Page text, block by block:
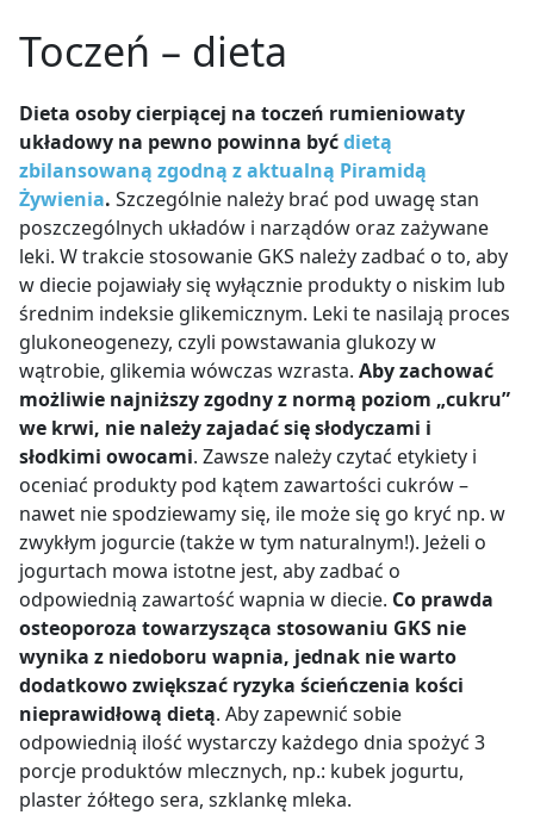
Toczeń – dieta
Dieta osoby cierpiącej na toczeń rumieniowaty
układowy na pewno powinna byćdietą
zbilansowaną zgodną z aktualną Piramidą
Żywienia. Szczególnie należy brać pod uwagę stan
poszczególnych układów i narządów oraz zażywane
leki. W trakcie stosowanie GKS należy zadbać o to, aby
w diecie pojawiały się wyłącznie produkty o niskim lub
średnim indeksie glikemicznym. Leki te nasilają proces
glukoneogenezy, czyli powstawania glukozy w
wątrobie, glikemia wówczas wzrasta. Aby zachować
możliwie najniższy zgodny z normą poziom „cukru”
we krwi, nie należy zajadać się słodyczami i
słodkimi owocami. Zawsze należy czytać etykiety i
oceniać produkty pod kątem zawartości cukrów –
nawet nie spodziewamy się, ile może się go kryć np. w
zwykłym jogurcie (także w tym naturalnym!). Jeżeli o
jogurtach mowa istotne jest, aby zadbać o
odpowiednią zawartość wapnia w diecie. Co prawda
osteoporoza towarzysząca stosowaniu GKS nie
wynika z niedoboru wapnia, jednak nie warto
dodatkowo zwiększać ryzyka ścieńczenia kości
nieprawidłową dietą. Aby zapewnić sobie
odpowiednią ilość wystarczy każdego dnia spożyć 3
porcje produktów mlecznych, np.: kubek jogurtu,
plaster żółtego sera, szklankę mleka.